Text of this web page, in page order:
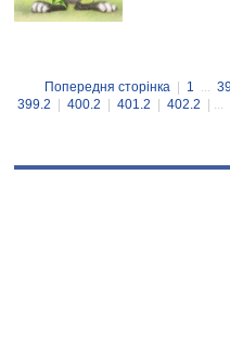
Попередня сторінка 1 ...
399.2
400.2 401.2 402.2 | ...